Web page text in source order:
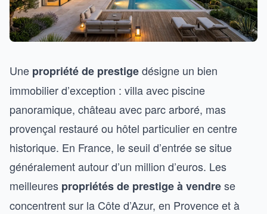
Une propriété de prestigedésigne un bien
immobilier d’exception : villa avec piscine
panoramique, château avec parc arboré, mas
provençal restauré ou hôtel particulier en centre
historique. En France, le seuil d’entrée se situe
généralement autour d’un million d’euros. Les
meilleures propriétés de prestige à vendrese
concentrent sur la Côte d’Azur, en Provence et à